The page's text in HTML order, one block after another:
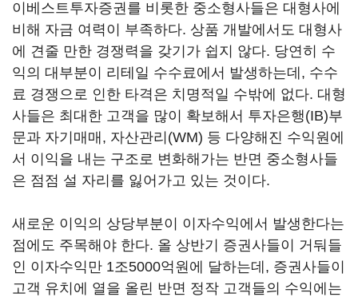
이베스트투자증권를 비롯한 중소형사들은 대형사에
비해 자금 여력이 부족하다. 상품 개발에서도 대형사
에 견줄 만한 경쟁력을 갖기가 쉽지 않다. 당연히 수
익의 대부분이 리테일 수수료에서 발생하는데, 수수
료 경쟁으로 인한 타격은 치명적일 수밖에 없다. 대형
사들은 최대한 고객을 많이 확보해서 투자은행(IB)부
문과 자기매매, 자산관리(WM) 등 다양해진 수익원에
서 이익을 내는 구조로 변화해가는 반면 중소형사들
은 점점 설 자리를 잃어가고 있는 것이다.
새로운 이익의 상당부분이 이자수익에서 발생한다는
점에도 주목해야 한다. 올 상반기 증권사들이 거둬들
인 이자수익만 1조5000억원에 달하는데, 증권사들이
고객 유치에 열을 올린 반면 정작 고객들의 수익에는